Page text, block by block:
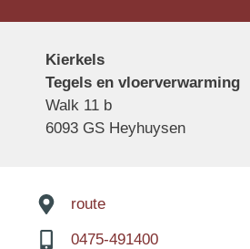
Kierkels
Tegels en vloerverwarming
Walk 11 b
6093 GS Heyhuysen
route
0475-491400